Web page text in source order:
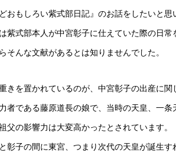
おもしろい紫式部日記』のお話をしたいと思
紫式部本人が中宮彰子に仕えていた際の日常
そんな文献があるとは知りませんでした。
きを置かれているのが、中宮彰子の出産に関
者である藤原道長の娘で、当時の天皇、一条
父の影響力は大変高かったとされています。
彰子の間に東宮、つまり次代の天皇が誕生